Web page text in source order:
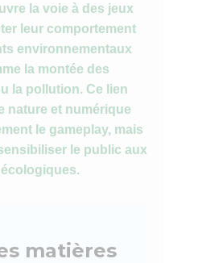
la voie à des jeux
leur comportement
environnementaux
la montée des
la pollution. Ce lien
nature et numérique
le gameplay, mais
le public aux
matières